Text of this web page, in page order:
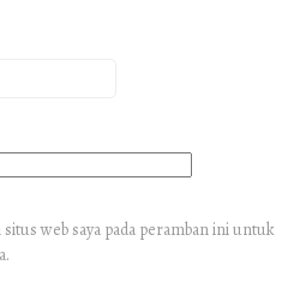
web saya pada peramban ini untuk